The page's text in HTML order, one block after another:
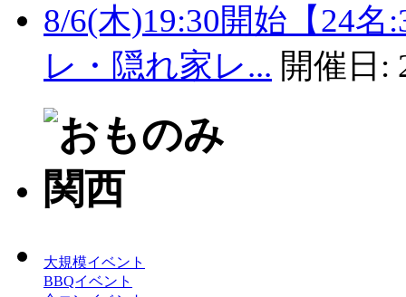
8/6(木)19:30開始【24
レ・隠れ家レ... 開催日:
大規模イベント
BBQイベント